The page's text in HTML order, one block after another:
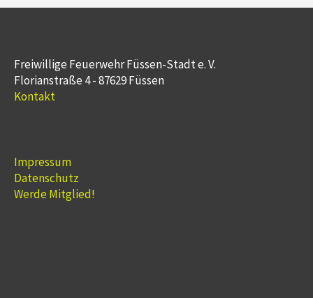
Freiwillige Feuerwehr Füssen-Stadt e. V.
Florianstraße 4 - 87629 Füssen
Kontakt
Impressum
Datenschutz
Werde Mitglied!